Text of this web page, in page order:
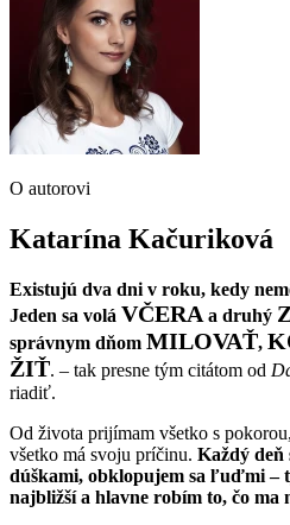
O autorovi
Katarína Kačuriková
Existujú dva dni v roku, kedy
Jeden sa volá VČERA a druhý
správnym dňom MILOVAŤ,
ŽIŤ. – tak presne tým citátom od
riadiť.
Od života prijímam všetko s
všetko má svoju príčinu. Každý deň
dúškami, obklopujem sa ľuďmi –
najbližší a hlavne robím to, čo ma